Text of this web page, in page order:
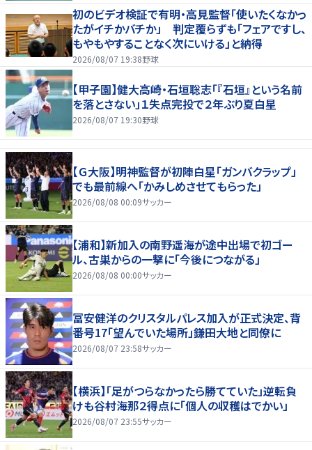
初のビデオ検証で有明・高見監督「使いたくなかっ
たがイチかバチか」 判定覆らずも「フェアですし、
もやもやすることなく次にいける」と納得
2026/08/07 19:38野球
【甲子園】健大高崎・石垣聡志「『石垣』という名前
を落とさない」１失点完投で２年ぶり夏白星
2026/08/07 19:30野球
【Ｇ大阪】明神監督が初陣白星「ガンバクラップ」
でも最前線へ「かみしめさせてもらった」
2026/08/08 00:09サッカー
【浦和】新加入の南野遥海が途中出場で初ゴー
ル、古巣からの一撃に「今後につながる」
2026/08/08 00:00サッカー
冨安健洋のクリスタルパレス加入が正式決定、背
番号17「望んでいた場所」鎌田大地と同僚に
2026/08/07 23:58サッカー
【横浜】「足がつらなかったら勝てていた」逆転負
けも谷村海那２得点に「個人の収穫はでかい」
2026/08/07 23:55サッカー